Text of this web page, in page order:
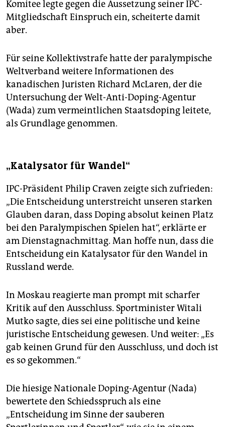
Komitee legte gegen die Aussetzung seiner IPC-
Mitgliedschaft Einspruch ein, scheiterte damit
aber.
Für seine Kollektivstrafe hatte der paralympische
Weltverband weitere Informationen des
kanadischen Juristen Richard McLaren, der die
Untersuchung der Welt-Anti-Doping-Agentur
(Wada) zum vermeintlichen Staatsdoping leitete,
als Grundlage genommen.
„Katalysator für Wandel“
IPC-Präsident Philip Craven zeigte sich zufrieden:
„Die Entscheidung unterstreicht unseren starken
Glauben daran, dass Doping absolut keinen Platz
bei den Paralympischen Spielen hat“, erklärte er
am Dienstagnachmittag. Man hoffe nun, dass die
Entscheidung ein Katalysator für den Wandel in
Russland werde.
In Moskau reagierte man prompt mit scharfer
Kritik auf den Ausschluss. Sportminister Witali
Mutko sagte, dies sei eine politische und keine
juristische Entscheidung gewesen. Und weiter: „Es
gab keinen Grund für den Ausschluss, und doch ist
es so gekommen.“
Die hiesige Nationale Doping-Agentur (Nada)
bewertete den Schiedsspruch als eine
„Entscheidung im Sinne der sauberen